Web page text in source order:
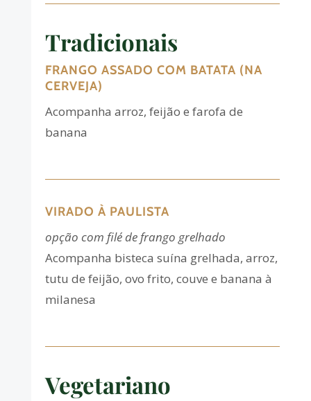
Tradicionais
FRANGO ASSADO COM BATATA (NA
CERVEJA)
Acompanha arroz, feijão e farofa de
banana
VIRADO À PAULISTA
opção com filé de frango grelhado
Acompanha bisteca suína grelhada, arroz,
tutu de feijão, ovo frito, couve e banana à
milanesa
Vegetariano